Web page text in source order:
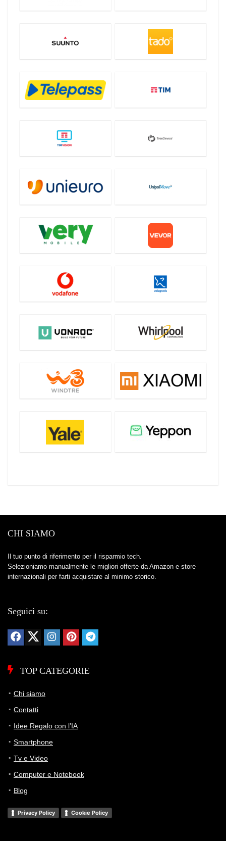
CHI SIAMO
Il tuo punto di riferimento per il risparmio tech.
Selezioniamo manualmente le migliori offerte da Amazon e store
internazionali per farti acquistare al minimo storico.
Seguici su:
TOP CATEGORIE
Chi siamo
Contatti
Idee Regalo con l’IA
Smartphone
Tv e Video
Computer e Notebook
Blog
Privacy Policy Cookie Policy